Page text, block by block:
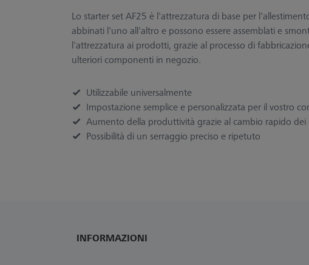
Lo starter set AF25 è l'attrezzatura di base per
abbinati l'uno all'altro e possono essere assemblati e
l'attrezzatura ai prodotti, grazie al processo di
ulteriori componenti in negozio.
Utilizzabile universalmente
Impostazione semplice e personalizzata per il vostro
Aumento della produttività grazie al cambio rapido
Possibilità di un serraggio preciso e ripetuto
INFORMAZIONI